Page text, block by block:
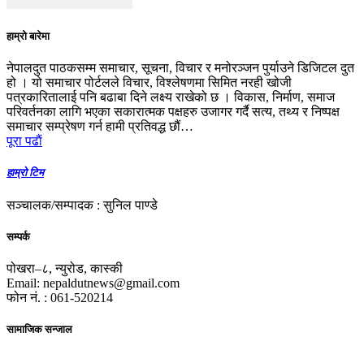
हाम्रो बारेमा
नेपालदुत पाठकसम्म समाचार, सूचना, विचार र मनोरञ्जन पुर्याउने डिजिटल दुत
हो । यो समाचार पोर्टलले विचार, विश्लेषणमा सिमित नरही खोजी
पत्रकारितालाई पनि बढाबा दिने लक्ष्य राखेको छ । विकास, निर्माण, समाज
परिवर्तनका लागि भएका सकारात्मक पक्षहरु उजागर गर्दै सत्य, तथ्य र निष्पक्ष
समाचार सम्प्रेषण गर्न हामी प्रतिवद्ध छौं…
पूरा पढाैं
हाम्रो टिम
सञ्चालक/सम्पादक : सुनिल पाण्डे
सम्पर्क
पोखरा–८, न्युरोड, कास्की
Email: nepaldutnews@gmail.com
फोन नं. : 061-520214
सामाजिक सन्जाल